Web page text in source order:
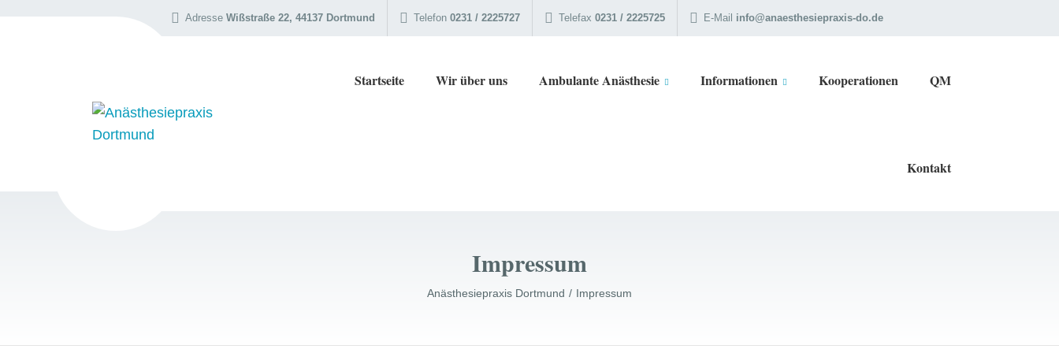
Adresse Wißstraße 22, 44137 Dortmund Telefon 0231 / 2225727 Telefax 0231 / 2225725 E-Mail info@anaesthesiepraxis-do.de
Startseite Wir über uns Ambulante Anästhesie Informationen Kooperationen QM
Kontakt
Impressum
Anästhesiepraxis Dortmund Impressum